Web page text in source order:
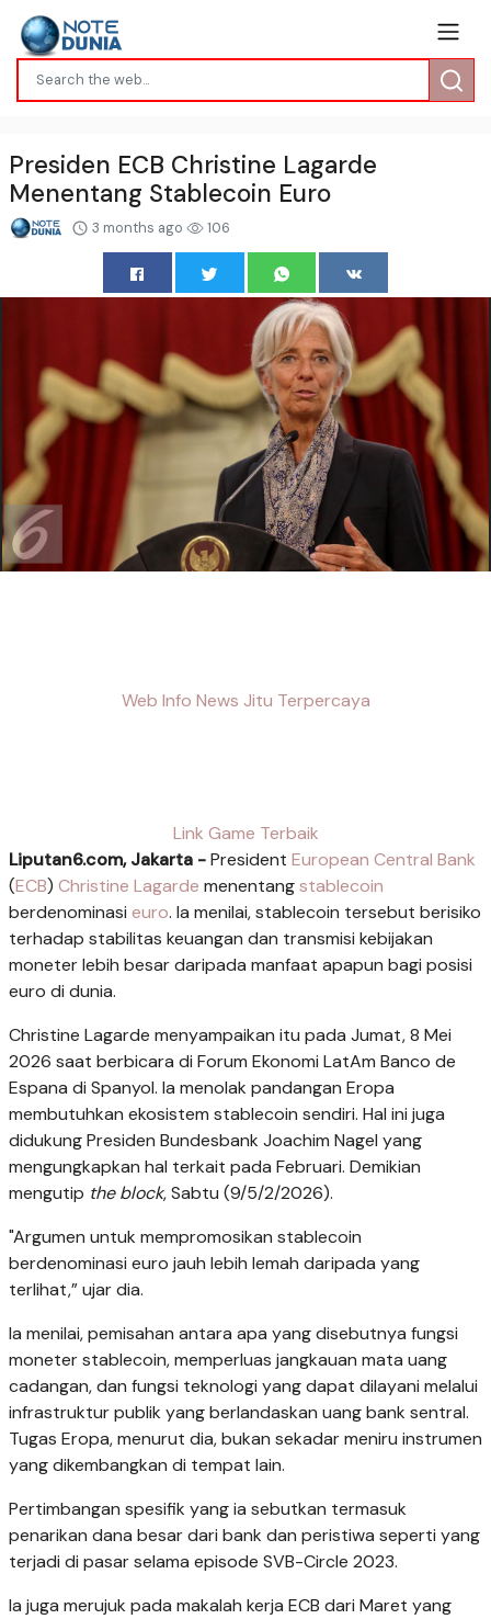
Presiden ECB Christine Lagarde
Menentang Stablecoin Euro
3 months ago 106
Web Info News Jitu Terpercaya
Link Game Terbaik
Liputan6.com, Jakarta -President European Central Bank
(ECB) Christine Lagarde menentangstablecoin
berdenominasi euro. Ia menilai, stablecoin tersebut berisiko
terhadap stabilitas keuangan dan transmisi kebijakan
moneter lebih besar daripada manfaat apapun bagi posisi
euro di dunia.
Christine Lagarde menyampaikan itu pada Jumat, 8 Mei
2026 saat berbicara di Forum Ekonomi LatAm Banco de
Espana di Spanyol. Ia menolak pandangan Eropa
membutuhkan ekosistem stablecoin sendiri. Hal ini juga
didukung Presiden Bundesbank Joachim Nagel yang
mengungkapkan hal terkait pada Februari. Demikian
mengutip the block, Sabtu (9/5/2/2026).
"Argumen untuk mempromosikan stablecoin
berdenominasi euro jauh lebih lemah daripada yang
terlihat,” ujar dia.
Ia menilai, pemisahan antara apa yang disebutnya fungsi
moneter stablecoin, memperluas jangkauan mata uang
cadangan, dan fungsi teknologi yang dapat dilayani melalui
infrastruktur publik yang berlandaskan uang bank sentral.
Tugas Eropa, menurut dia, bukan sekadar meniru instrumen
yang dikembangkan di tempat lain.
Pertimbangan spesifik yang ia sebutkan termasuk
penarikan dana besar dari bank dan peristiwa seperti yang
terjadi di pasar selama episode SVB-Circle 2023.
Ia juga merujuk pada makalah kerja ECB dari Maret yang